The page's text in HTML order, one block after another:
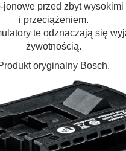
przed zbyt wysokimi
i przeciążeniem.
te odznaczają się
żywotnością.
oryginalny Bosch.